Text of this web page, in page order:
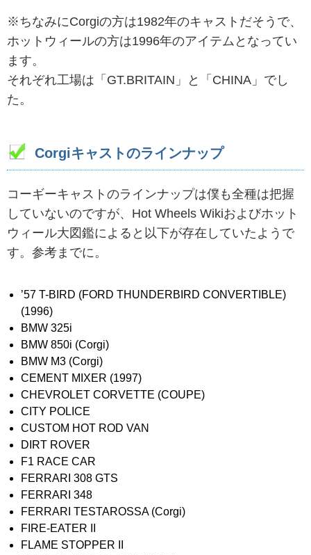
※ちなみにCorgiの方は1982年のキャストだそうで、
ホットウィールの方は1996年のアイテムとなってい
ます。
それぞれ工場は「GT.BRITAIN」と「CHINA」でし
た。
Corgiキャストのラインナップ
コーギーキャストのラインナップは僕も全種は把握
していないのですが、Hot Wheels Wikiおよびホット
ウィール大図鑑によると以下が存在していたようで
す。参考までに。
’57 T-BIRD (FORD THUNDERBIRD CONVERTIBLE)
(1996)
BMW 325i
BMW 850i (Corgi)
BMW M3 (Corgi)
CEMENT MIXER (1997)
CHEVROLET CORVETTE (COUPE)
CITY POLICE
CUSTOM HOT ROD VAN
DIRT ROVER
F1 RACE CAR
FERRARI 308 GTS
FERRARI 348
FERRARI TESTAROSSA (Corgi)
FIRE-EATER II
FLAME STOPPER II